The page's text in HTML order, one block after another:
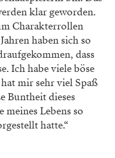
klar geworden.
Charakterrollen
Jahren haben sich so
dass
Ich habe viele böse
hat mir sehr viel Spaß
Buntheit dieses
meines Lebens so
hatte.“